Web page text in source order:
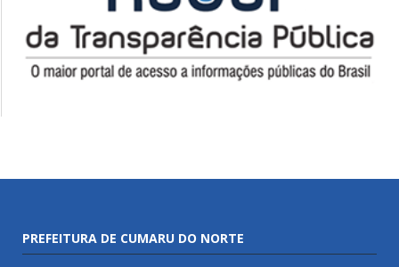
PREFEITURA DE CUMARU DO NORTE